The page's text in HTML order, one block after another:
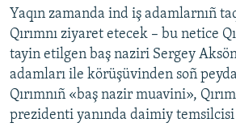
RFE/RS bütün saytları
Yaqın zamanda ind iş adamlarnıñ
Qırımnı ziyaret etecek – bu netice
tayin etilgen baş naziri Sergey
adamları ile körüşüvinden soñ
Qırımnıñ «baş nazir muavini»,
prezidenti yanında daimiy